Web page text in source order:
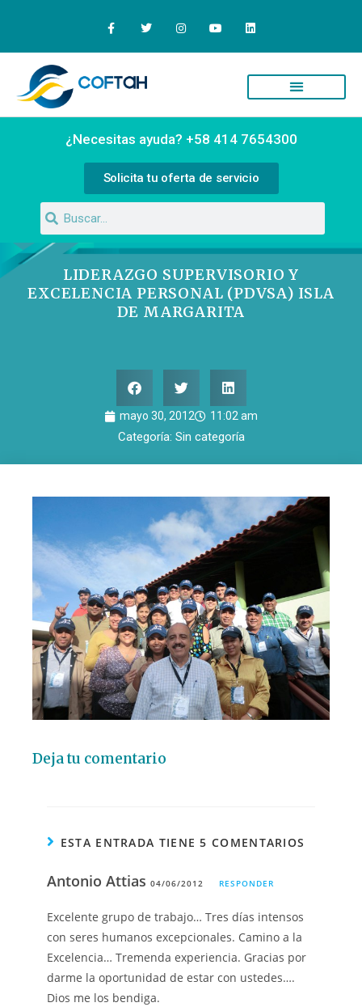
¿Necesitas ayuda? +58 414 7654300
Solicita tu oferta de servicio
LIDERAZGO SUPERVISORIO Y
EXCELENCIA PERSONAL (PDVSA) ISLA
DE MARGARITA
mayo 30, 2012 11:02 am
Categoría: Sin categoría
Deja tu comentario
ESTA ENTRADA TIENE 5 COMENTARIOS
Antonio Attias04/06/2012 RESPONDER
Excelente grupo de trabajo… Tres días intensos
con seres humanos excepcionales. Camino a la
Excelencia… Tremenda experiencia. Gracias por
darme la oportunidad de estar con ustedes….
Dios me los bendiga.